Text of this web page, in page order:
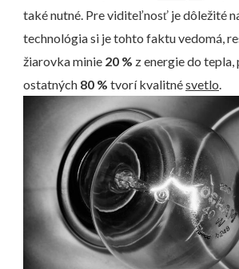
také nutné. Pre viditeľnosť je dôležité
technológia si je tohto faktu vedomá,
žiarovka minie 20 % z energie do tepla,
ostatných 80 % tvorí kvalitnésvetlo